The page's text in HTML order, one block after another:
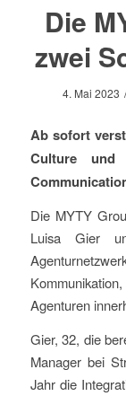
Die
zwei
4. Mai 2023
Ab sofort
Culture und
Die MYTY
Luisa Gier
Agenturen
Gier, 32, die
Manager bei
Jahr die